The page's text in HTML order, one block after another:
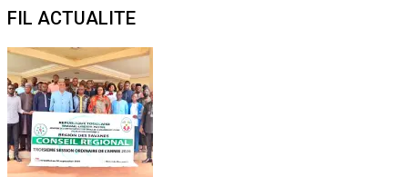
FIL ACTUALITE